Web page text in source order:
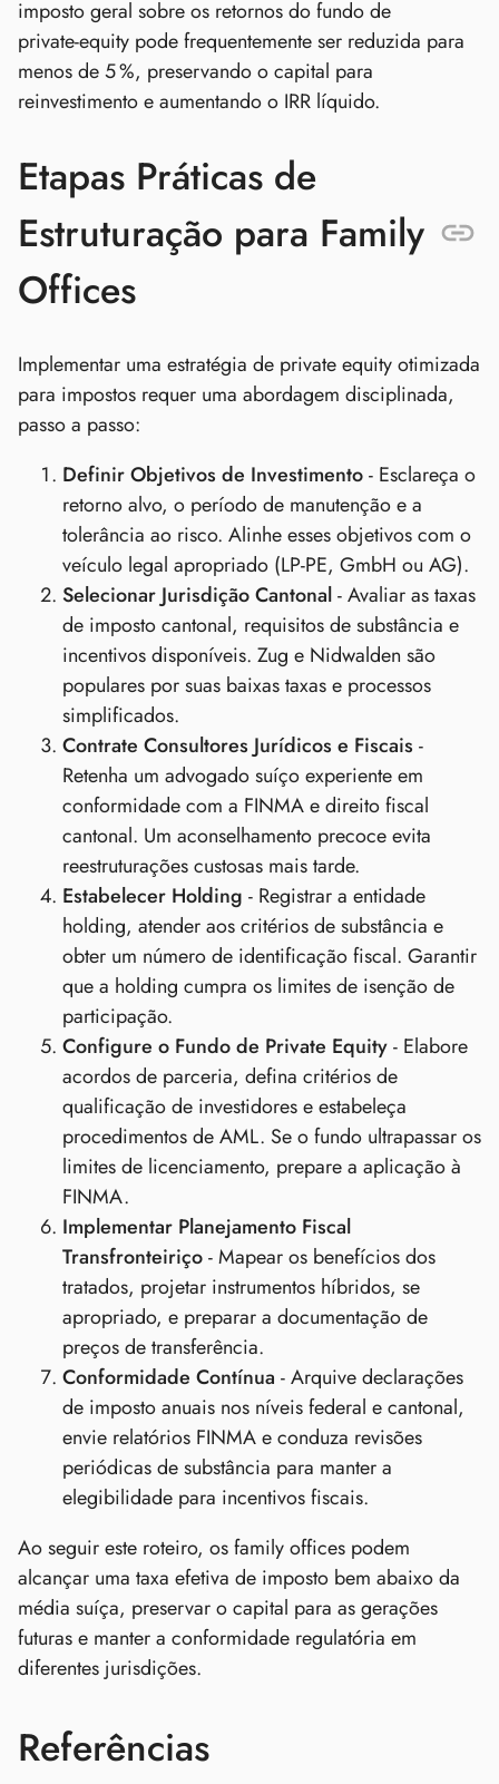
imposto geral sobre os retornos do fundo de
private‑equity pode frequentemente ser reduzida para
menos de 5 %, preservando o capital para
reinvestimento e aumentando o IRR líquido.
Etapas Práticas de
Estruturação para Family
Offices
Implementar uma estratégia de private equity otimizada
para impostos requer uma abordagem disciplinada,
passo a passo:
Definir Objetivos de Investimento- Esclareça o
retorno alvo, o período de manutenção e a
tolerância ao risco. Alinhe esses objetivos com o
veículo legal apropriado (LP‑PE, GmbH ou AG).
Selecionar Jurisdição Cantonal- Avaliar as taxas
de imposto cantonal, requisitos de substância e
incentivos disponíveis. Zug e Nidwalden são
populares por suas baixas taxas e processos
simplificados.
Contrate Consultores Jurídicos e Fiscais -
Retenha um advogado suíço experiente em
conformidade com a FINMA e direito fiscal
cantonal. Um aconselhamento precoce evita
reestruturações custosas mais tarde.
Estabelecer Holding - Registrar a entidade
holding, atender aos critérios de substância e
obter um número de identificação fiscal. Garantir
que a holding cumpra os limites de isenção de
participação.
Configure o Fundo de Private Equity- Elabore
acordos de parceria, defina critérios de
qualificação de investidores e estabeleça
procedimentos de AML. Se o fundo ultrapassar os
limites de licenciamento, prepare a aplicação à
FINMA.
Implementar Planejamento Fiscal
Transfronteiriço- Mapear os benefícios dos
tratados, projetar instrumentos híbridos, se
apropriado, e preparar a documentação de
preços de transferência.
Conformidade Contínua - Arquive declarações
de imposto anuais nos níveis federal e cantonal,
envie relatórios FINMA e conduza revisões
periódicas de substância para manter a
elegibilidade para incentivos fiscais.
Ao seguir este roteiro, os family offices podem
alcançar uma taxa efetiva de imposto bem abaixo da
média suíça, preservar o capital para as gerações
futuras e manter a conformidade regulatória em
diferentes jurisdições.
Referências